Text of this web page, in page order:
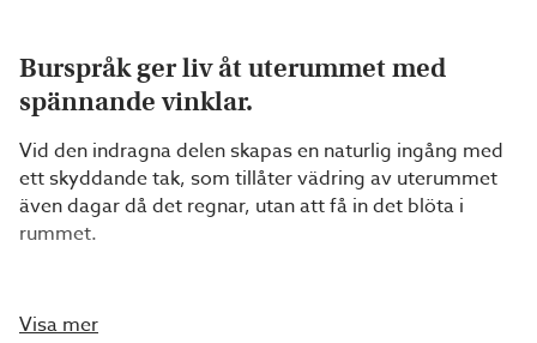
Burspråk ger liv åt uterummet med
spännande vinklar.
Vid den indragna delen skapas en naturlig ingång med
ett skyddande tak, som tillåter vädring av uterummet
även dagar då det regnar, utan att få in det blöta i
rummet.
Visa mer